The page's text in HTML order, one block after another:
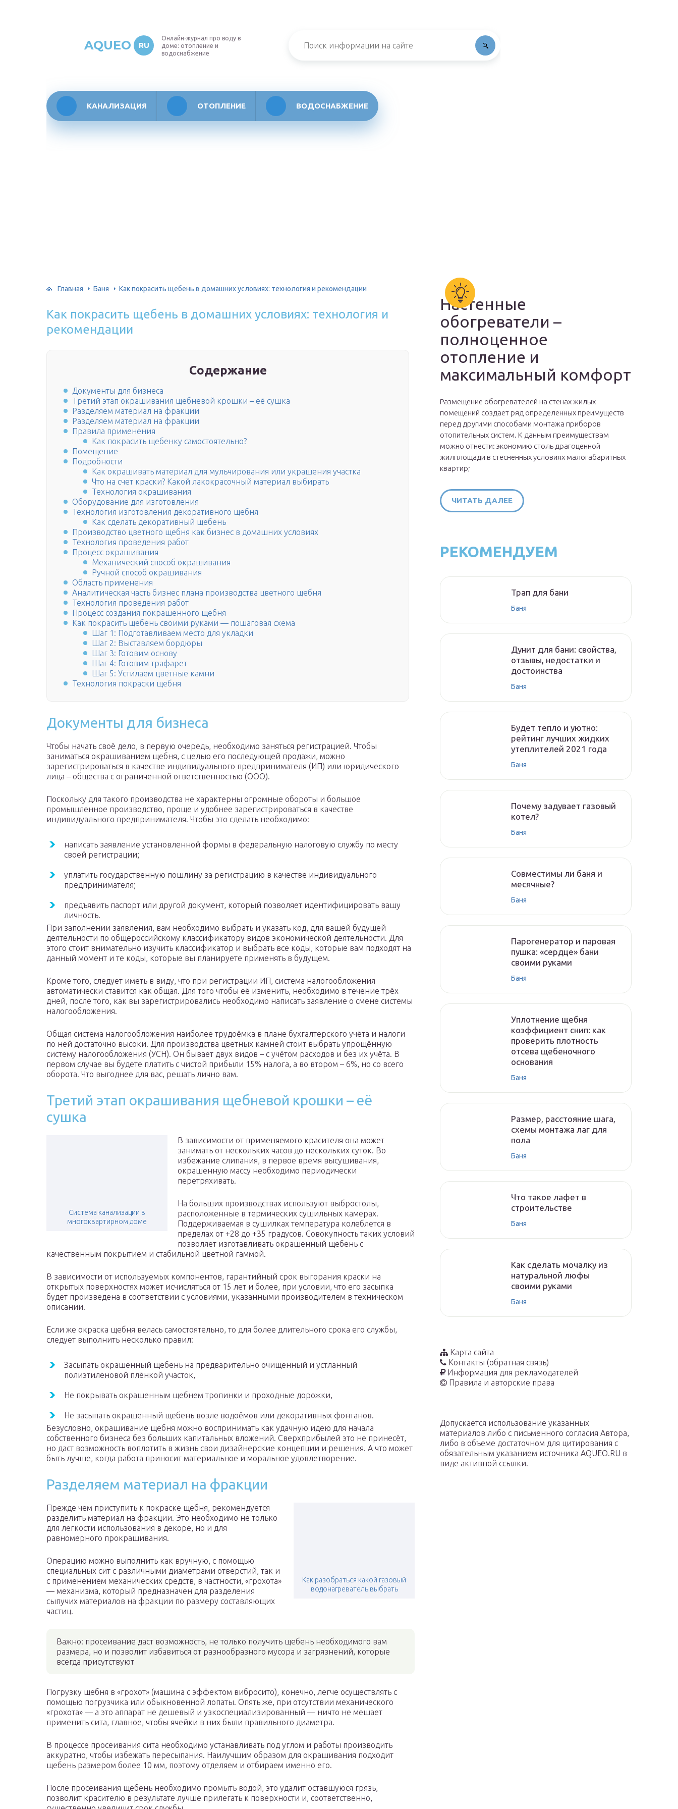
AQUEO RU
Онлайн-журнал про воду в
доме: отопление и
водоснабжение
КАНАЛИЗАЦИЯ ОТОПЛЕНИЕ ВОДОСНАБЖЕНИЕ
Главная Баня Как покрасить щебень в домашних условиях: технология и рекомендации
Как покрасить щебень в домашних условиях: технология и
рекомендации
Содержание
Документы для бизнеса
Третий этап окрашивания щебневой крошки – её сушка
Разделяем материал на фракции
Разделяем материал на фракции
Правила применения
Как покрасить щебенку самостоятельно?
Помещение
Подробности
Как окрашивать материал для мульчирования или украшения участка
Что на счет краски? Какой лакокрасочный материал выбирать
Технология окрашивания
Оборудование для изготовления
Технология изготовления декоративного щебня
Как сделать декоративный щебень
Производство цветного щебня как бизнес в домашних условиях
Технология проведения работ
Процесс окрашивания
Механический способ окрашивания
Ручной способ окрашивания
Область применения
Аналитическая часть бизнес плана производства цветного щебня
Технология проведения работ
Процесс создания покрашенного щебня
Как покрасить щебень своими руками — пошаговая схема
Шаг 1: Подготавливаем место для укладки
Шаг 2: Выставляем бордюры
Шаг 3: Готовим основу
Шаг 4: Готовим трафарет
Шаг 5: Устилаем цветные камни
Технология покраски щебня
Документы для бизнеса
Чтобы начать своё дело, в первую очередь, необходимо заняться регистрацией. Чтобы
заниматься окрашиванием щебня, с целью его последующей продажи, можно
зарегистрироваться в качестве индивидуального предпринимателя (ИП) или юридического
лица – общества с ограниченной ответственностью (ООО).
Поскольку для такого производства не характерны огромные обороты и большое
промышленное производство, проще и удобнее зарегистрироваться в качестве
индивидуального предпринимателя. Чтобы это сделать необходимо:
написать заявление установленной формы в федеральную налоговую службу по месту
своей регистрации;
уплатить государственную пошлину за регистрацию в качестве индивидуального
предпринимателя;
предъявить паспорт или другой документ, который позволяет идентифицировать вашу
личность.
При заполнении заявления, вам необходимо выбрать и указать код, для вашей будущей
деятельности по общероссийскому классификатору видов экономической деятельности. Для
этого стоит внимательно изучить классификатор и выбрать все коды, которые вам подходят на
данный момент и те коды, которые вы планируете применять в будущем.
Кроме того, следует иметь в виду, что при регистрации ИП, система налогообложения
автоматически ставится как общая. Для того чтобы её изменить, необходимо в течение трёх
дней, после того, как вы зарегистрировались необходимо написать заявление о смене системы
налогообложения.
Общая система налогообложения наиболее трудоёмка в плане бухгалтерского учёта и налоги
по ней достаточно высоки. Для производства цветных камней стоит выбрать упрощённую
систему налогообложения (УСН). Он бывает двух видов – с учётом расходов и без их учёта. В
первом случае вы будете платить с чистой прибыли 15% налога, а во втором – 6%, но со всего
оборота. Что выгоднее для вас, решать лично вам.
Третий этап окрашивания щебневой крошки – её
сушка
Система канализации в
многоквартирном доме
В зависимости от применяемого красителя она может
занимать от нескольких часов до нескольких суток. Во
избежание слипания, в первое время высушивания,
окрашенную массу необходимо периодически
перетряхивать.
На больших производствах используют выбростолы,
расположенные в термических сушильных камерах.
Поддерживаемая в сушилках температура колеблется в
пределах от +28 до +35 градусов. Совокупность таких условий
позволяет изготавливать окрашенный щебень с
качественным покрытием и стабильной цветной гаммой.
В зависимости от используемых компонентов, гарантийный срок выгорания краски на
открытых поверхностях может исчисляться от 15 лет и более, при условии, что его засыпка
будет произведена в соответствии с условиями, указанными производителем в техническом
описании.
Если же окраска щебня велась самостоятельно, то для более длительного срока его службы,
следует выполнить несколько правил:
Засыпать окрашенный щебень на предварительно очищенный и устланный
полиэтиленовой плёнкой участок,
Не покрывать окрашенным щебнем тропинки и проходные дорожки,
Не засыпать окрашенный щебень возле водоёмов или декоративных фонтанов.
Безусловно, окрашивание щебня можно воспринимать как удачную идею для начала
собственного бизнеса без больших капитальных вложений. Сверхприбылей это не принесёт,
но даст возможность воплотить в жизнь свои дизайнерские концепции и решения. А что может
быть лучше, когда работа приносит материальное и моральное удовлетворение.
Разделяем материал на фракции
Как разобраться какой газовый
водонагреватель выбрать
Прежде чем приступить к покраске щебня, рекомендуется
разделить материал на фракции. Это необходимо не только
для легкости использования в декоре, но и для
равномерного прокрашивания.
Операцию можно выполнить как вручную, с помощью
специальных сит с различными диаметрами отверстий, так и
с применением механических средств, в частности, «грохота»
— механизма, который предназначен для разделения
сыпучих материалов на фракции по размеру составляющих
частиц.
Важно: просеивание даст возможность, не только получить щебень необходимого вам
размера, но и позволит избавиться от разнообразного мусора и загрязнений, которые
всегда присутствуют
Погрузку щебня в «грохот» (машина с эффектом вибросито), конечно, легче осуществлять с
помощью погрузчика или обыкновенной лопаты. Опять же, при отсутствии механического
«грохота» — а это аппарат не дешевый и узкоспециализированный — ничто не мешает
применить сита, главное, чтобы ячейки в них были правильного диаметра.
В процессе просеивания сита необходимо устанавливать под углом и работы производить
аккуратно, чтобы избежать пересыпания. Наилучшим образом для окрашивания подходит
щебень размером более 10 мм, поэтому отделяем и отбираем именно его.
После просеивания щебень необходимо промыть водой, это удалит оставшуюся грязь,
позволит красителю в результате лучше прилегать к поверхности и, соответственно,
Настенные
обогреватели –
полноценное
отопление и
максимальный комфорт
Размещение обогревателей на стенах жилых
помещений создает ряд определенных преимуществ
перед другими способами монтажа приборов
отопительных систем. К данным преимуществам
можно отнести: экономию столь драгоценной
жилплощади в стесненных условиях малогабаритных
квартир;
ЧИТАТЬ ДАЛЕЕ
РЕКОМЕНДУЕМ
Трап для бани
Баня
Дунит для бани: свойства,
отзывы, недостатки и
достоинства
Баня
Будет тепло и уютно:
рейтинг лучших жидких
утеплителей 2021 года
Баня
Почему задувает газовый
котел?
Баня
Совместимы ли баня и
месячные?
Баня
Парогенератор и паровая
пушка: «сердце» бани
своими руками
Баня
Уплотнение щебня
коэффициент снип: как
проверить плотность
отсева щебеночного
основания
Баня
Размер, расстояние шага,
схемы монтажа лаг для
пола
Баня
Что такое лафет в
строительстве
Баня
Как сделать мочалку из
натуральной люфы
своими руками
Баня
Карта сайта
Контакты (обратная связь)
Информация для рекламодателей
Правила и авторские права
Допускается использование указанных
материалов либо с письменного согласия Автора,
либо в объеме достаточном для цитирования с
обязательным указанием источника AQUEO.RU в
виде активной ссылки.